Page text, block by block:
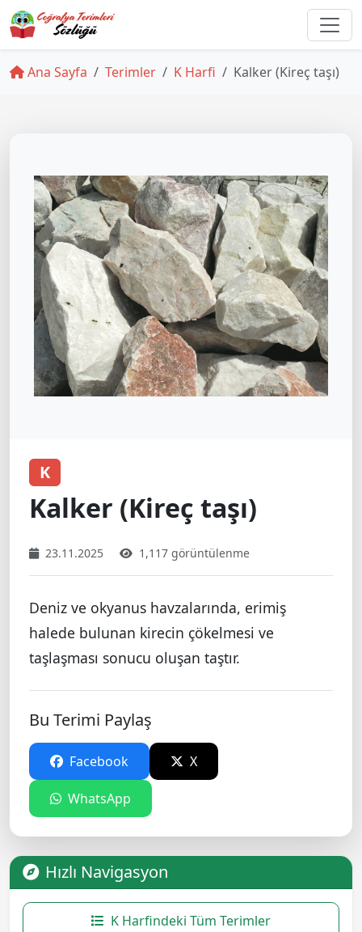
Ana Sayfa Terimler K Harfi Kalker (Kireç taşı)
K
Kalker (Kireç taşı)
23.11.2025 1,117 görüntülenme
Deniz ve okyanus havzalarında, erimiş
halede bulunan kirecin çökelmesi ve
taşlaşması sonucu oluşan taştır.
Bu Terimi Paylaş
Facebook X
WhatsApp
Hızlı Navigasyon
K Harfindeki Tüm Terimler